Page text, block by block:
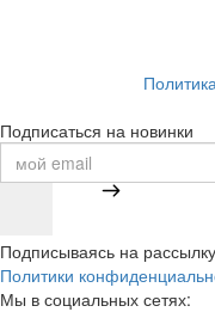
Подписаться на новинки
Подписываясь на
Политики
Мы в социальных сетях: